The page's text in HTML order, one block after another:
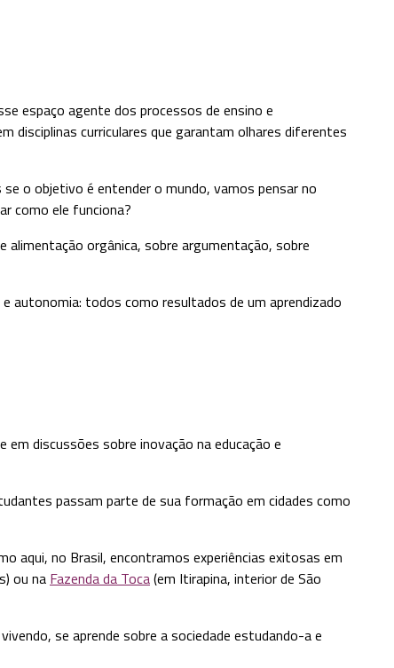
espaço agente dos processos de ensino e
disciplinas curriculares que garantam olhares diferentes
o objetivo é entender o mundo, vamos pensar no
como ele funciona?
alimentação orgânica, sobre argumentação, sobre
autonomia: todos como resultados de um aprendizado
discussões sobre inovação na educação e
passam parte de sua formação em cidades como
aqui, no Brasil, encontramos experiências exitosas em
ou na Fazenda da Toca(em Itirapina, interior de São
se aprende sobre a sociedade estudando-a e